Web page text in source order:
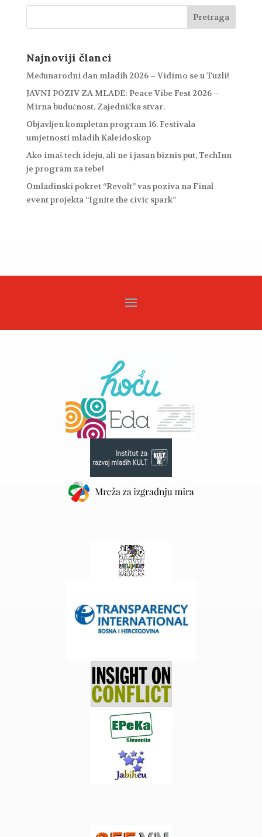
Najnoviji članci
Međunarodni dan mladih 2026 – Vidimo se u Tuzli!
JAVNI POZIV ZA MLADE: Peace Vibe Fest 2026 –
Mirna budućnost. Zajednička stvar.
Objavljen kompletan program 16. Festivala
umjetnosti mladih Kaleidoskop
Ako imaš tech ideju, ali ne i jasan biznis put, TechInn
je program za tebe!
Omladinski pokret “Revolt” vas poziva na Final
event projekta “Ignite the civic spark”